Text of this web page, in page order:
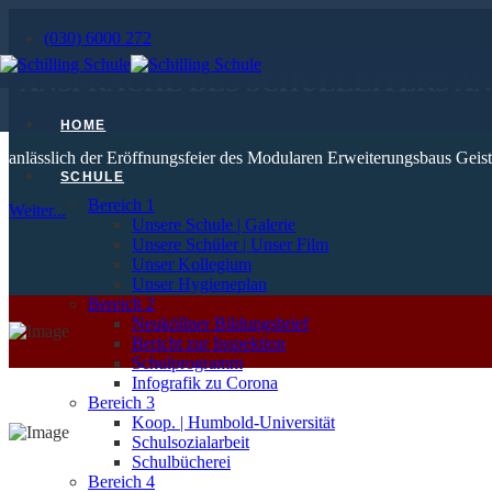
(030) 6000 272
HOME
SCHULE
Bereich 1
Unsere Schule | Galerie
Unsere Schüler | Unser Film
Unser Kollegium
Unser Hygieneplan
Bereich 2
Neuköllner Bildungsbrief
Bericht zur Inspektion
Schulprogramm
Infografik zu Corona
Bereich 3
Koop. | Humbold-Universität
Schulsozialarbeit
Schulbücherei
Bereich 4
ANSPRACHE DES SCHULLEITERS
anlässlich der Eröffnungsfeier des Modularen Erweiterungsbaus
Weiter...